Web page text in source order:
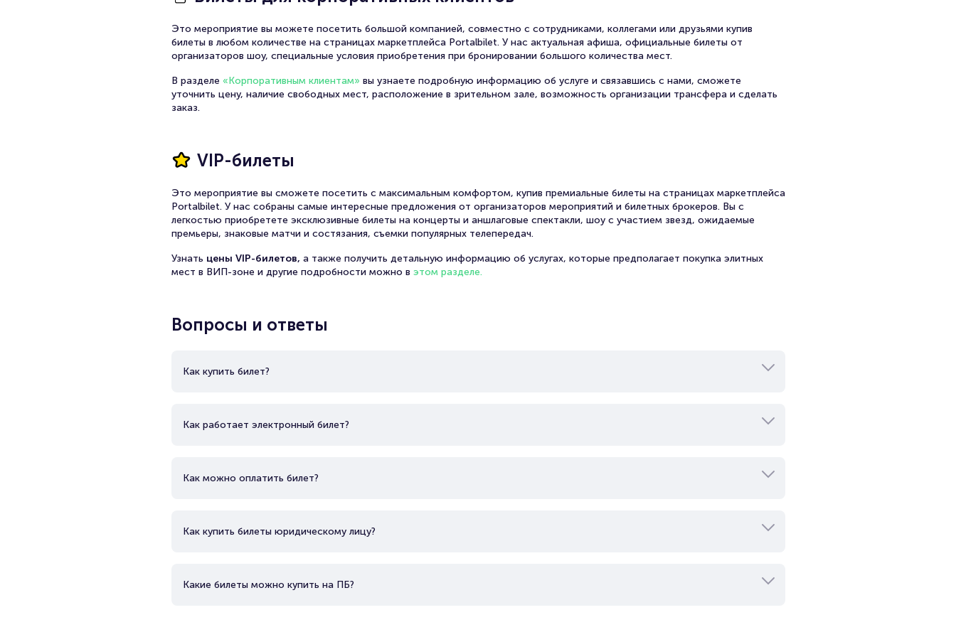
Это мероприятие вы можете посетить большой компанией, совместно с сотрудниками, коллегами или друзьями купив
билеты в любом количестве на страницах маркетплейса Portalbilet. У нас актуальная афиша, официальные билеты от
организаторов шоу, специальные условия приобретения при бронировании большого количества мест.
В разделе «Корпоративным клиентам» вы узнаете подробную информацию об услуге и связавшись с нами, сможете
уточнить цену, наличие свободных мест, расположение в зрительном зале, возможность организации трансфера и сделать
заказ.
VIP-билеты
Это мероприятие вы сможете посетить с максимальным комфортом, купив премиальные билеты на страницах маркетплейса
Portalbilet. У нас собраны самые интересные предложения от организаторов мероприятий и билетных брокеров. Вы с
легкостью приобретете эксклюзивные билеты на концерты и аншлаговые спектакли, шоу с участием звезд, ожидаемые
премьеры, знаковые матчи и состязания, съемки популярных телепередач.
Узнать цены VIP-билетов, а также получить детальную информацию об услугах, которые предполагает покупка элитных
мест в ВИП-зоне и другие подробности можно в этом разделе.
Вопросы и ответы
Как купить билет?
Как работает электронный билет?
Как можно оплатить билет?
Как купить билеты юридическому лицу?
Какие билеты можно купить на ПБ?